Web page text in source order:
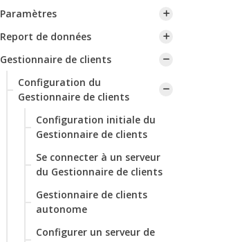
Paramètres
Report de données
Gestionnaire de clients
Configuration du
Gestionnaire de clients
Configuration initiale du
Gestionnaire de clients
‌Se connecter à un serveur
du Gestionnaire de clients
‌Gestionnaire de clients
autonome
Configurer un serveur de